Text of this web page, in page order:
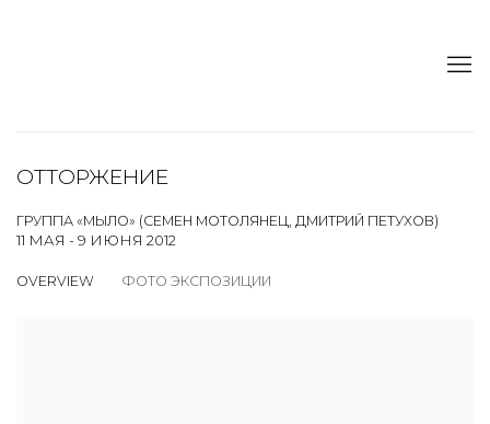
ОТТОРЖЕНИЕ
ГРУППА «МЫЛО» (СЕМЕН МОТОЛЯНЕЦ, ДМИТРИЙ ПЕТУХОВ)
11 МАЯ - 9 ИЮНЯ 2012
OVERVIEW ФОТО ЭКСПОЗИЦИИ